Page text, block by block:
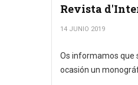
Revista
14 JUNIO 2019
Os informamos que
ocasión un